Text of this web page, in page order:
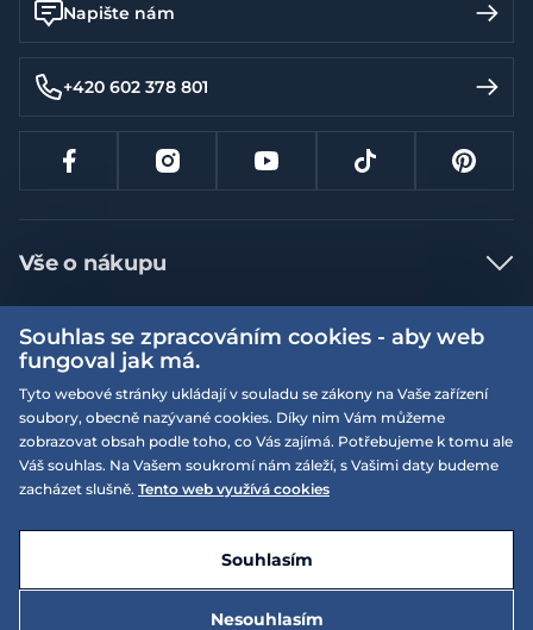
Napište nám
+420 602 378 801
Vše o nákupu
Jak nakupovat
Nejčastější dotazy
Doprava a platba
Vrácení a výměna zboží
Reklamace
Více informací
Obchodní podmínky
Podmínky EQS věrnostního klubu
On-line katalogy
Dotace
Naše prodejny
EQS Rudná
EQS Praha 9 - Letňany
Nyní zavřeno ‧ otevřeno od 09:00, Čt
Souhlas se zpracováním cookies - aby web
fungoval jak má.
Tyto webové stránky ukládají v souladu se zákony na Vaše zařízení
soubory, obecně nazývané cookies. Díky nim Vám můžeme
zobrazovat obsah podle toho, co Vás zajímá. Potřebujeme k tomu ale
Váš souhlas. Na Vašem soukromí nám záleží, s Vašimi daty budeme
zacházet slušně. Tento web využívá cookies
Nesouhlasím
Souhlasím